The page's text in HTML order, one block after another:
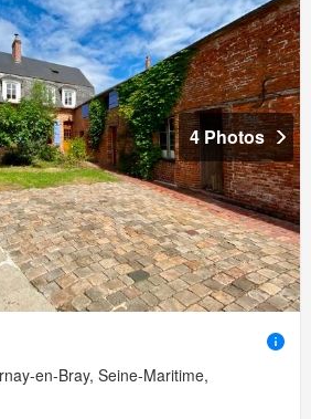
4 Photos
en-Bray, Seine-Maritime,